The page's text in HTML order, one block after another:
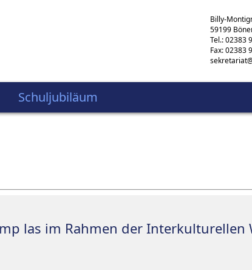
Billy-
59199
Tel.: 02383
Fax: 02383
Schuljubiläum
las im Rahmen der Interkulturellen